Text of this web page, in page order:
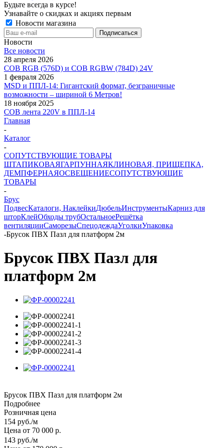
Будьте всегда в курсе!
Узнавайте о скидках и акциях первым
Новости магазина
Новости
Все новости
28 апреля 2026
COB RGB (576D) и COB RGBW (784D) 24V
1 февраля 2026
MSD и ППЛ-14: Гигантский формат, безграничные
возможности – шириной 6 Метров!
18 ноября 2025
COB лента 220V в ППЛ-14
Главная
-
Каталог
-
СОПУТСТВУЮЩИЕ ТОВАРЫ
ШТАПИКОВАЯГАРПУННАЯКЛИНОВАЯ, ПРИЩЕПКА,
ДЕМПФЕРНАЯОСВЕЩЕНИЕСОПУТСТВУЮЩИЕ
ТОВАРЫ
-
Брус
ПодвесКаталоги, НаклейкиДюбельИнструментыКарниз для
шторКлейОбходы трубОстальноеРешётка
вентиляцииСаморезыСпецодеждаУголкиУпаковка
-Брусок ПВХ Пазл для платформ 2м
Брусок ПВХ Пазл для
платформ 2м
Брусок ПВХ Пазл для платформ 2м
Подробнее
Розничная цена
154 руб./м
Цена от 70 000 р.
143 руб./м